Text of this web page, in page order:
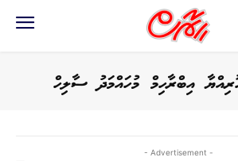
އިބްރާހިމް މުހައްމަދު ސާލިހް
- Advertisement -